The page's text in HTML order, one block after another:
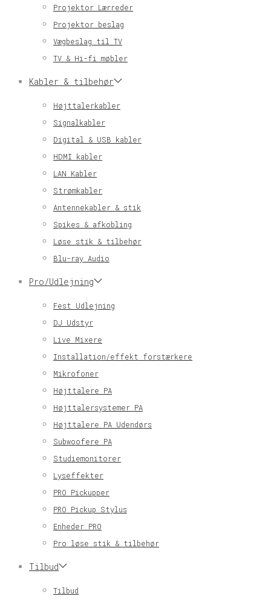
Projektor Lærreder
Projektor beslag
Vægbeslag til TV
TV & Hi-fi møbler
Kabler & tilbehør
Højttalerkabler
Signalkabler
Digital & USB kabler
HDMI kabler
LAN Kabler
Strømkabler
Antennekabler & stik
Spikes & afkobling
Løse stik & tilbehør
Blu-ray Audio
Pro/Udlejning
Fest Udlejning
DJ Udstyr
Live Mixere
Installation/effekt forstærkere
Mikrofoner
Højttalere PA
Højttalersystemer PA
Højttalere PA Udendørs
Subwoofere PA
Studiemonitorer
Lyseffekter
PRO Pickupper
PRO Pickup Stylus
Enheder PRO
Pro løse stik & tilbehør
Tilbud
Tilbud